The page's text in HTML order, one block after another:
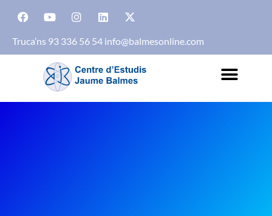
Truca’ns 93 336 56 54 info@balmesonline.com